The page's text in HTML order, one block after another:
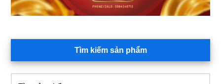
trang
Tìm kiếm sản phẩm